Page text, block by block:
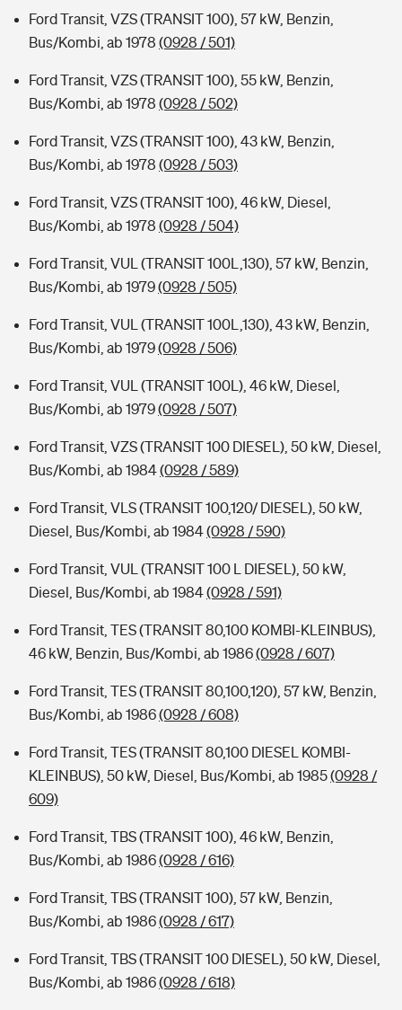
Ford Transit, VZS (TRANSIT 100), 57 kW, Benzin,
Bus/Kombi, ab 1978 (0928 / 501)
Ford Transit, VZS (TRANSIT 100), 55 kW, Benzin,
Bus/Kombi, ab 1978 (0928 / 502)
Ford Transit, VZS (TRANSIT 100), 43 kW, Benzin,
Bus/Kombi, ab 1978 (0928 / 503)
Ford Transit, VZS (TRANSIT 100), 46 kW, Diesel,
Bus/Kombi, ab 1978 (0928 / 504)
Ford Transit, VUL (TRANSIT 100L,130), 57 kW, Benzin,
Bus/Kombi, ab 1979(0928 / 505)
Ford Transit, VUL (TRANSIT 100L,130), 43 kW, Benzin,
Bus/Kombi, ab 1979(0928 / 506)
Ford Transit, VUL (TRANSIT 100L), 46 kW, Diesel,
Bus/Kombi, ab 1979(0928 / 507)
Ford Transit, VZS (TRANSIT 100 DIESEL), 50 kW, Diesel,
Bus/Kombi, ab 1984(0928 / 589)
Ford Transit, VLS (TRANSIT 100,120/ DIESEL), 50 kW,
Diesel, Bus/Kombi, ab 1984(0928 / 590)
Ford Transit, VUL (TRANSIT 100 L DIESEL), 50 kW,
Diesel, Bus/Kombi, ab 1984(0928 / 591)
Ford Transit, TES (TRANSIT 80,100 KOMBI-KLEINBUS),
46 kW, Benzin, Bus/Kombi, ab 1986(0928 / 607)
Ford Transit, TES (TRANSIT 80,100,120), 57 kW, Benzin,
Bus/Kombi, ab 1986(0928 / 608)
Ford Transit, TES (TRANSIT 80,100 DIESEL KOMBI-
KLEINBUS), 50 kW, Diesel, Bus/Kombi, ab 1985(0928 /
609)
Ford Transit, TBS (TRANSIT 100), 46 kW, Benzin,
Bus/Kombi, ab 1986(0928 / 616)
Ford Transit, TBS (TRANSIT 100), 57 kW, Benzin,
Bus/Kombi, ab 1986(0928 / 617)
Ford Transit, TBS (TRANSIT 100 DIESEL), 50 kW, Diesel,
Bus/Kombi, ab 1986(0928 / 618)